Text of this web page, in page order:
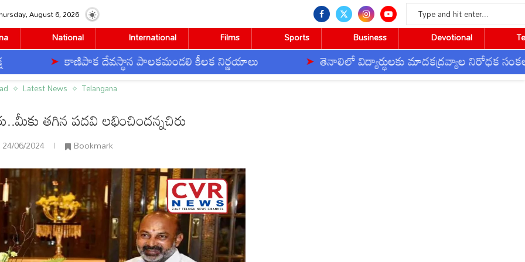
August 6, 2026
National International Films Sports Business Devotional
కాణిపాక దేవస్థాన పాలకమండలి కీలక నిర్ణయాలు తెనాలిలో విద్యార్థులకు మాదకద్రవ్యాల నిరోధక సంకల్పం
తగిన పదవి లభించిందన్నచిరు
Latest News Telangana
తగిన పదవి లభించిందన్నచిరు
24/06/2024 Bookmark